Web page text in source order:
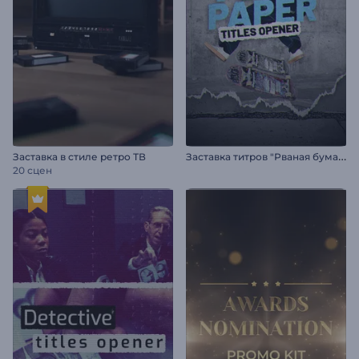
Заставка в стиле ретро ТВ
20 сцен
З
аставка титров "Рваная бумага"